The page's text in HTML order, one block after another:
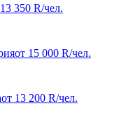
13 350 R/чел.
от 15 000 R/чел.
от 13 200 R/чел.